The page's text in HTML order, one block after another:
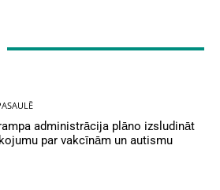
administrācija plāno izsludināt
par vakcīnām un autismu